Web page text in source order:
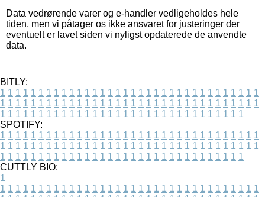
Data vedrørende varer og e-handler vedligeholdes hele
tiden, men vi påtager os ikke ansvaret for justeringer der
eventuelt er lavet siden vi nyligst opdaterede de anvendte
data.
BITLY:
1 1 1 1 1 1 1 1 1 1 1 1 1 1 1 1 1 1 1 1 1 1 1 1 1 1 1 1 1 1 1 1 1 1
1 1 1 1 1 1 1 1 1 1 1 1 1 1 1 1 1 1 1 1 1 1 1 1 1 1 1 1 1 1 1 1 1 1
1 1 1 1 1 1 1 1 1 1 1 1 1 1 1 1 1 1 1 1 1 1 1 1 1 1 1 1 1 1 1 1
SPOTIFY:
1 1 1 1 1 1 1 1 1 1 1 1 1 1 1 1 1 1 1 1 1 1 1 1 1 1 1 1 1 1 1 1 1 1
1 1 1 1 1 1 1 1 1 1 1 1 1 1 1 1 1 1 1 1 1 1 1 1 1 1 1 1 1 1 1 1 1 1
1 1 1 1 1 1 1 1 1 1 1 1 1 1 1 1 1 1 1 1 1 1 1 1 1 1 1 1 1 1 1 1
CUTTLY BIO:
1
1 1 1 1 1 1 1 1 1 1 1 1 1 1 1 1 1 1 1 1 1 1 1 1 1 1 1 1 1 1 1 1 1 1